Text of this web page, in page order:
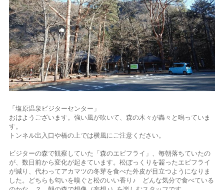
「塩原温泉ビジターセンター」
おはようございます。強い風が吹いて、森の木々が轟々と鳴っていま
す。
トンネル出入口や橋の上では横風にご注意ください。
ビジターの森で観察していた「森のエビフライ」、毎朝落ちていたの
が、数日前から変化が起きています。松ぼっくりを齧ったエビフライ
が減り、代わってアカマツの冬芽を食べた外皮が目立つようになりま
した。どちらも匂いを嗅ぐと松のいい香り♪ どんな気分で食べている